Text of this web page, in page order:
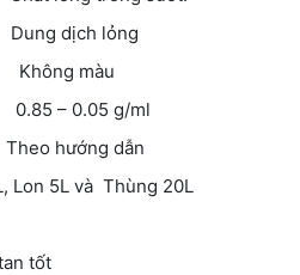
dịch lỏng
màu
– 0.05 g/ml
hướng dẫn
Lon 5L và Thùng 20L
tốt